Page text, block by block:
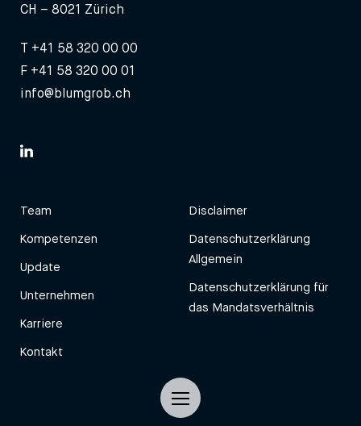
CH – 8021 Zürich
T +41 58 320 00 00
F +41 58 320 00 01
info@blumgrob.ch
Team
Kompetenzen
Update
Unternehmen
Karriere
Kontakt
Disclaimer
Datenschutzerklärung
Allgemein
Datenschutzerklärung für
das Mandatsverhältnis